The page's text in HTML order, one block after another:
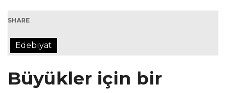
SHARE
Edebiyat
Büyükler için bir